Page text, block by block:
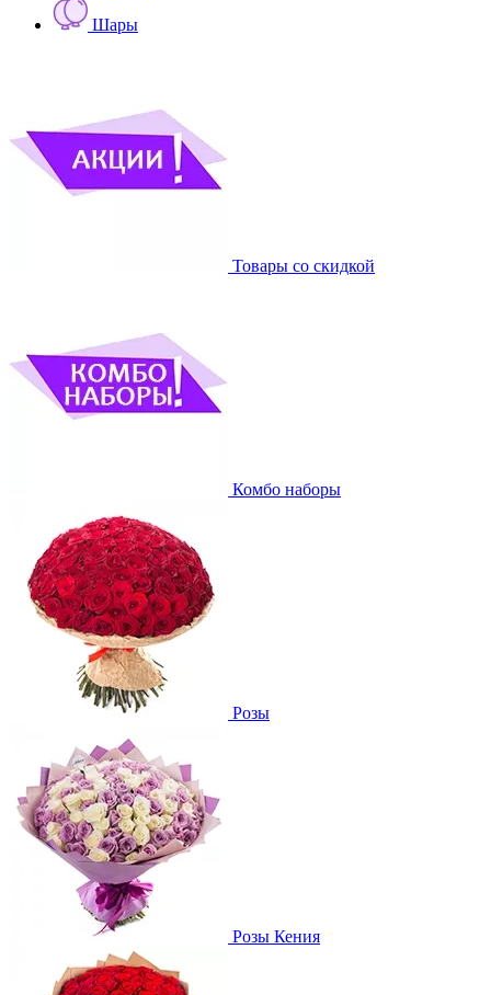
Шары
Товары со скидкой
Комбо наборы
Розы
Розы Кения